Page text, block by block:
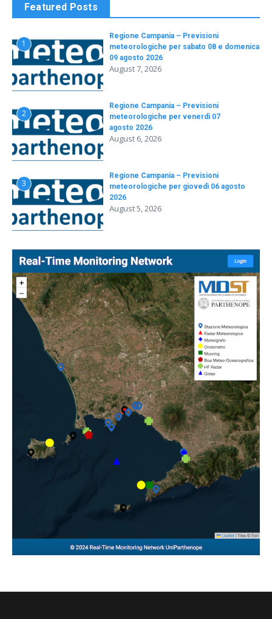
Featured Posts
1
Regione Campania – Previsioni
meteorologiche per sabato 08 e domenica
09 agosto 2026
August 7, 2026
2
Regione Campania – Previsioni
meteorologiche per venerdì 07
agosto 2026
August 6, 2026
3
Regione Campania – Previsioni
meteorologiche per giovedì 06 agosto
2026
August 5, 2026